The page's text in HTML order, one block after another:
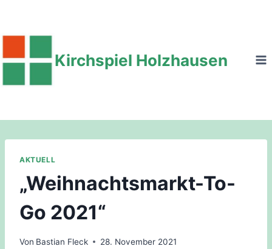
springen
Kirchspiel Holzhausen
AKTUELL
„Weihnachtsmarkt-To-
Go 2021“
Von Bastian Fleck 28. November 2021